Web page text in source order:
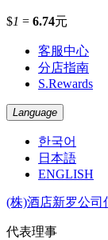
$1 = 6.74元
客服中心
分店指南
S.Rewards
Language
한국어
日本語
ENGLISH
(株)酒店新罗公司
代表理事